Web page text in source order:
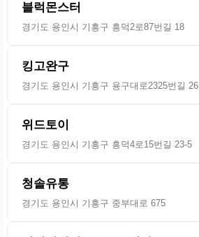
블럭몬스터
경기도 용인시 기흥구 흥덕2로87번길 18
킹고완구
경기도 용인시 기흥구 용구대로2325번길 26
위드토이
경기도 용인시 기흥구 흥덕4로15번길 23-5
청솔유통
경기도 용인시 기흥구 중부대로 675